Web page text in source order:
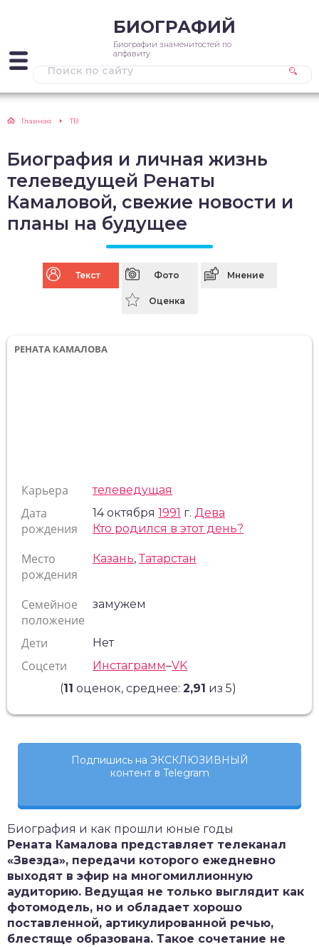
БИОГРАФИЙ
Биографии знаменитостей по
алфавиту
Главная ТВ
Биография и личная жизнь
телеведущей Ренаты
Камаловой, свежие новости и
планы на будущее
Текст Фото Мнение
Оценка
РЕНАТА КАМАЛОВА
Карьера телеведущая
Дата
рождения
14 октября 1991 г. Дева
Кто родился в этот день?
Место
рождения
Казань,Татарстан
Семейное
положение
замужем
Дети Нет
Соцсети Инстаграмм–VK
(11 оценок, среднее: 2,91 из 5)
Подпишись на ЭКСКЛЮЗИВНЫЙ
контент в Telegram
Биография и как прошли юные годы
Рената Камалова представляет телеканал
«Звезда», передачи которого ежедневно
выходят в эфир на многомиллионную
аудиторию. Ведущая не только выглядит как
фотомодель, но и обладает хорошо
поставленной, артикулированной речью,
блестяще образована. Такое сочетание не